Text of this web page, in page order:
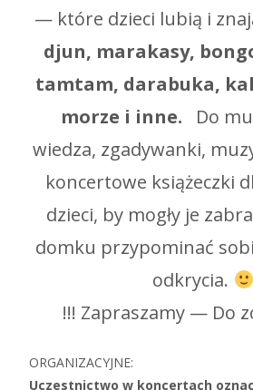
— które dzieci lubią i
djun, marakasy,
tamtam, darabuka,
morze i inne.
Do
wiedza, zgadywanki,
koncertowe książeczki
dzieci, by mogły je
domku przypominać
odkrycia.
!!! Zapraszamy — Do
ORGANIZACYJNE:
Uczestnictwo w koncertach